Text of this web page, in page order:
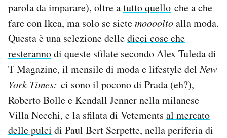
parola da imparare), oltre atutto quello che a che
fare con Ikea, ma solo se sietemooooltoalla moda.
Questa è una selezione delledieci cose che
resterannodi queste sfilate secondo Alex Tuleda di
T Magazine, il mensile di moda e lifestyle delNew
York Times: ci sono il pocono di Prada (eh?),
Roberto Bolle e Kendall Jenner nella milanese
Villa Necchi, e la sfilata di Vetements al mercato
delle pulci di Paul Bert Serpette, nella periferia di